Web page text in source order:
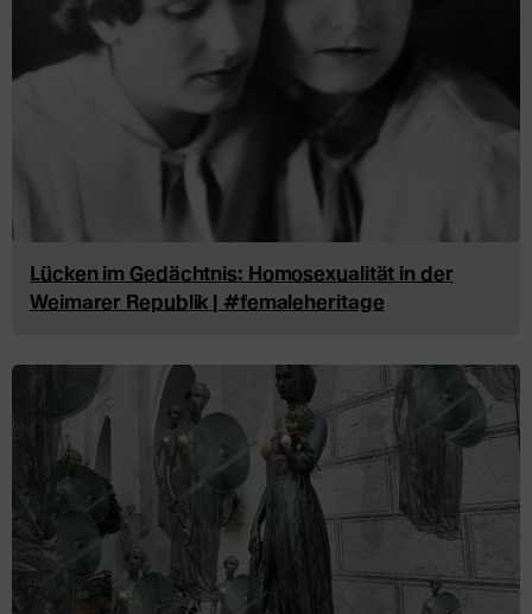
Lücken im Gedächtnis: Homosexualität in der
Weimarer Republik | #femaleheritage